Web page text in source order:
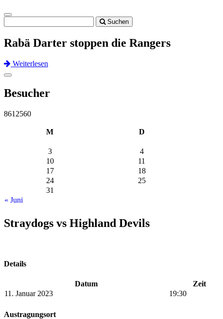
Toggle
navigation
Suchen
Rabä Darter stoppen die Rangers
Weiterlesen
Previous
Next
Toggle
Besucher
8612560
M
D
« Juni
3
4
10
11
17
18
24
25
31
Straydogs vs Highland Devils
Details
Datum Zeit
11. Januar 2023
19:30
Austragungsort